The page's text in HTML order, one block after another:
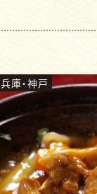
兵庫・神戸